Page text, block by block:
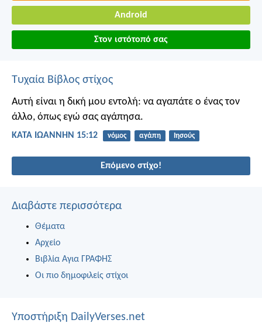
Android
Στον ιστότοπό σας
Τυχαία Βίβλος στίχος
Αυτή είναι η δική μου εντολή: να αγαπάτε ο ένας τον
άλλο, όπως εγώ σας αγάπησα.
ΚΑΤΑ ΙΩΑΝΝΗΝ 15:12 νόμος αγάπη Ιησούς
Επόμενο στίχο!
Διαβάστε περισσότερα
Θέματα
Αρχείο
Βιβλία Αγια ΓΡΑΦΗΣ
Οι πιο δημοφιλείς στίχοι
Υποστήριξη DailyVerses.net